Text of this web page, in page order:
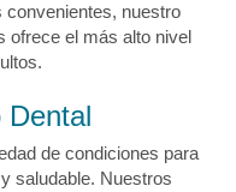
convenientes, nuestro
ofrece el más alto nivel
Dental
de condiciones para
saludable. Nuestros